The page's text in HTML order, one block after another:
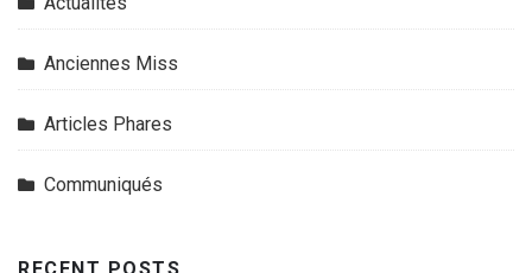
Anciennes Miss
Articles Phares
Communiqués